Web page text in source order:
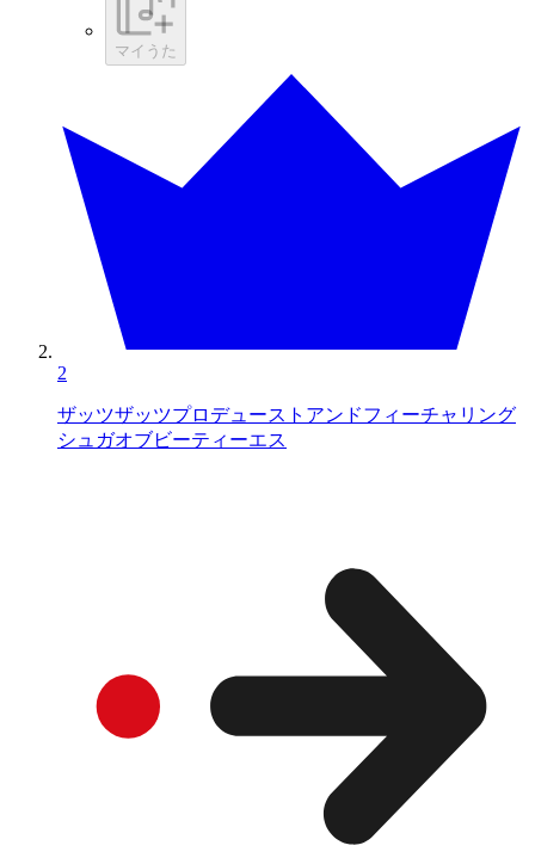
マイうた
2
ザッツザッツプロデューストアンドフィーチャリング
シュガオブビーティーエス